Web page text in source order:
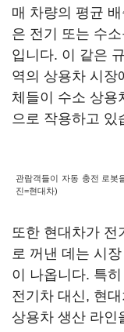
매 차량의 평균
은 전기 또는 수
입니다. 이 같은
역의 상용차 시장
체들이 수소 상용
으로 작용하고 있
관람객들이 자동 충전 로봇
진=현대차)
또한 현대차가 전
로 꺼낸 데는 시
이 나옵니다. 특
전기차 대신, 현
상용차 생산 라인